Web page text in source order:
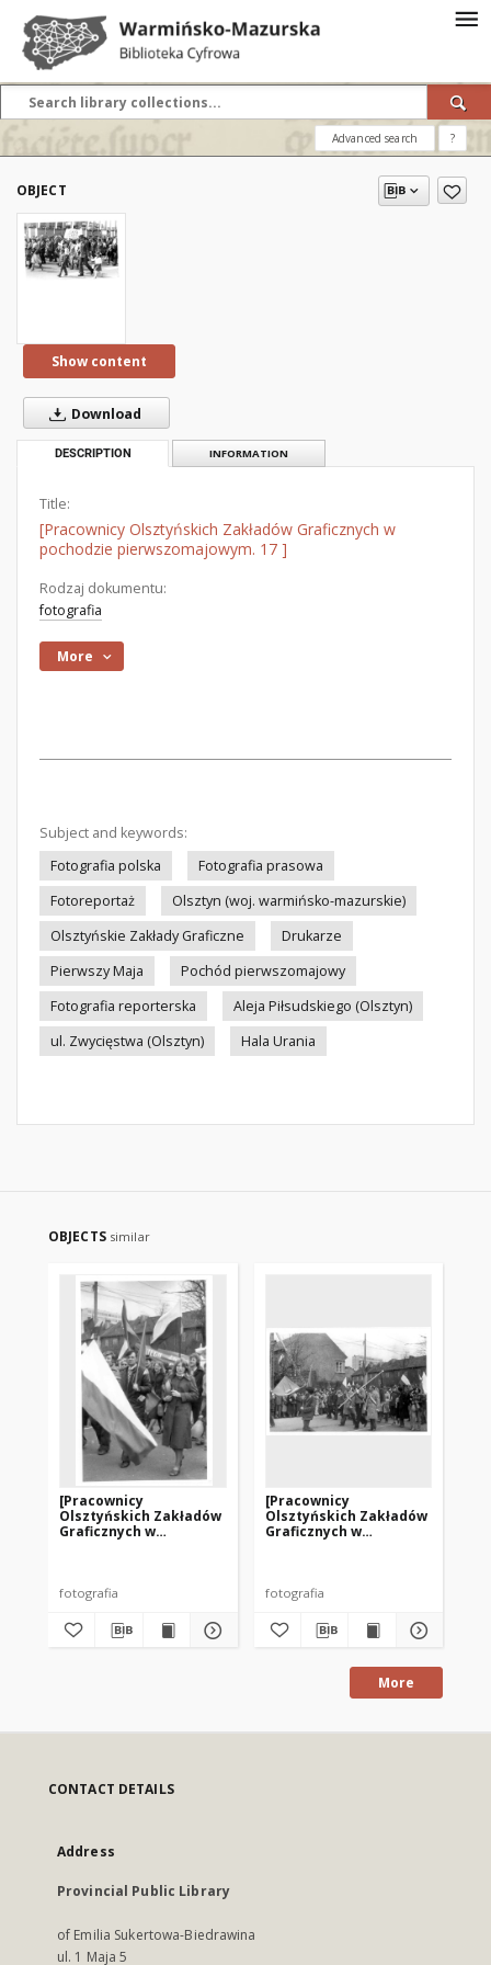
Advanced search ?
OBJECT
Show content
Download
DESCRIPTION INFORMATION
Title:
[Pracownicy Olsztyńskich Zakładów Graficznych w
pochodzie pierwszomajowym. 17 ]
Rodzaj dokumentu:
fotografia
More
Subject and keywords:
Fotografia polska
Fotografia prasowa
Fotoreportaż
Olsztyn (woj. warmińsko-mazurskie)
Olsztyńskie Zakłady Graficzne
Drukarze
Pierwszy Maja
Pochód pierwszomajowy
Fotografia reporterska
Aleja Piłsudskiego (Olsztyn)
ul. Zwycięstwa (Olsztyn)
Hala Urania
OBJECTS similar
[Pracownicy
Olsztyńskich Zakładów
Graficznych w
fotografia
[Pracownicy
Olsztyńskich Zakładów
Graficznych w
fotografia
More
CONTACT DETAILS
Address
Provincial Public Library
of Emilia Sukertowa-Biedrawina
ul. 1 Maja 5